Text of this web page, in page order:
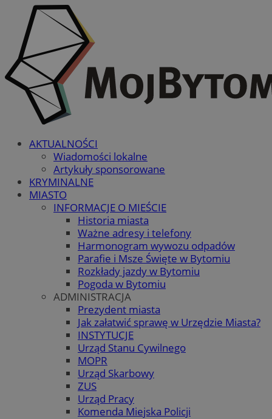
AKTUALNOŚCI
Wiadomości lokalne
Artykuły sponsorowane
KRYMINALNE
MIASTO
INFORMACJE O MIEŚCIE
Historia miasta
Ważne adresy i telefony
Harmonogram wywozu odpadów
Parafie i Msze Święte w Bytomiu
Rozkłady jazdy w Bytomiu
Pogoda w Bytomiu
ADMINISTRACJA
Prezydent miasta
Jak załatwić sprawę w Urzędzie Miasta?
INSTYTUCJE
Urząd Stanu Cywilnego
MOPR
Urząd Skarbowy
ZUS
Urząd Pracy
Komenda Miejska Policji